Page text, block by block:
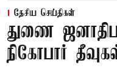
தேசிய செய்திகள்
துணை
நிகோபார்